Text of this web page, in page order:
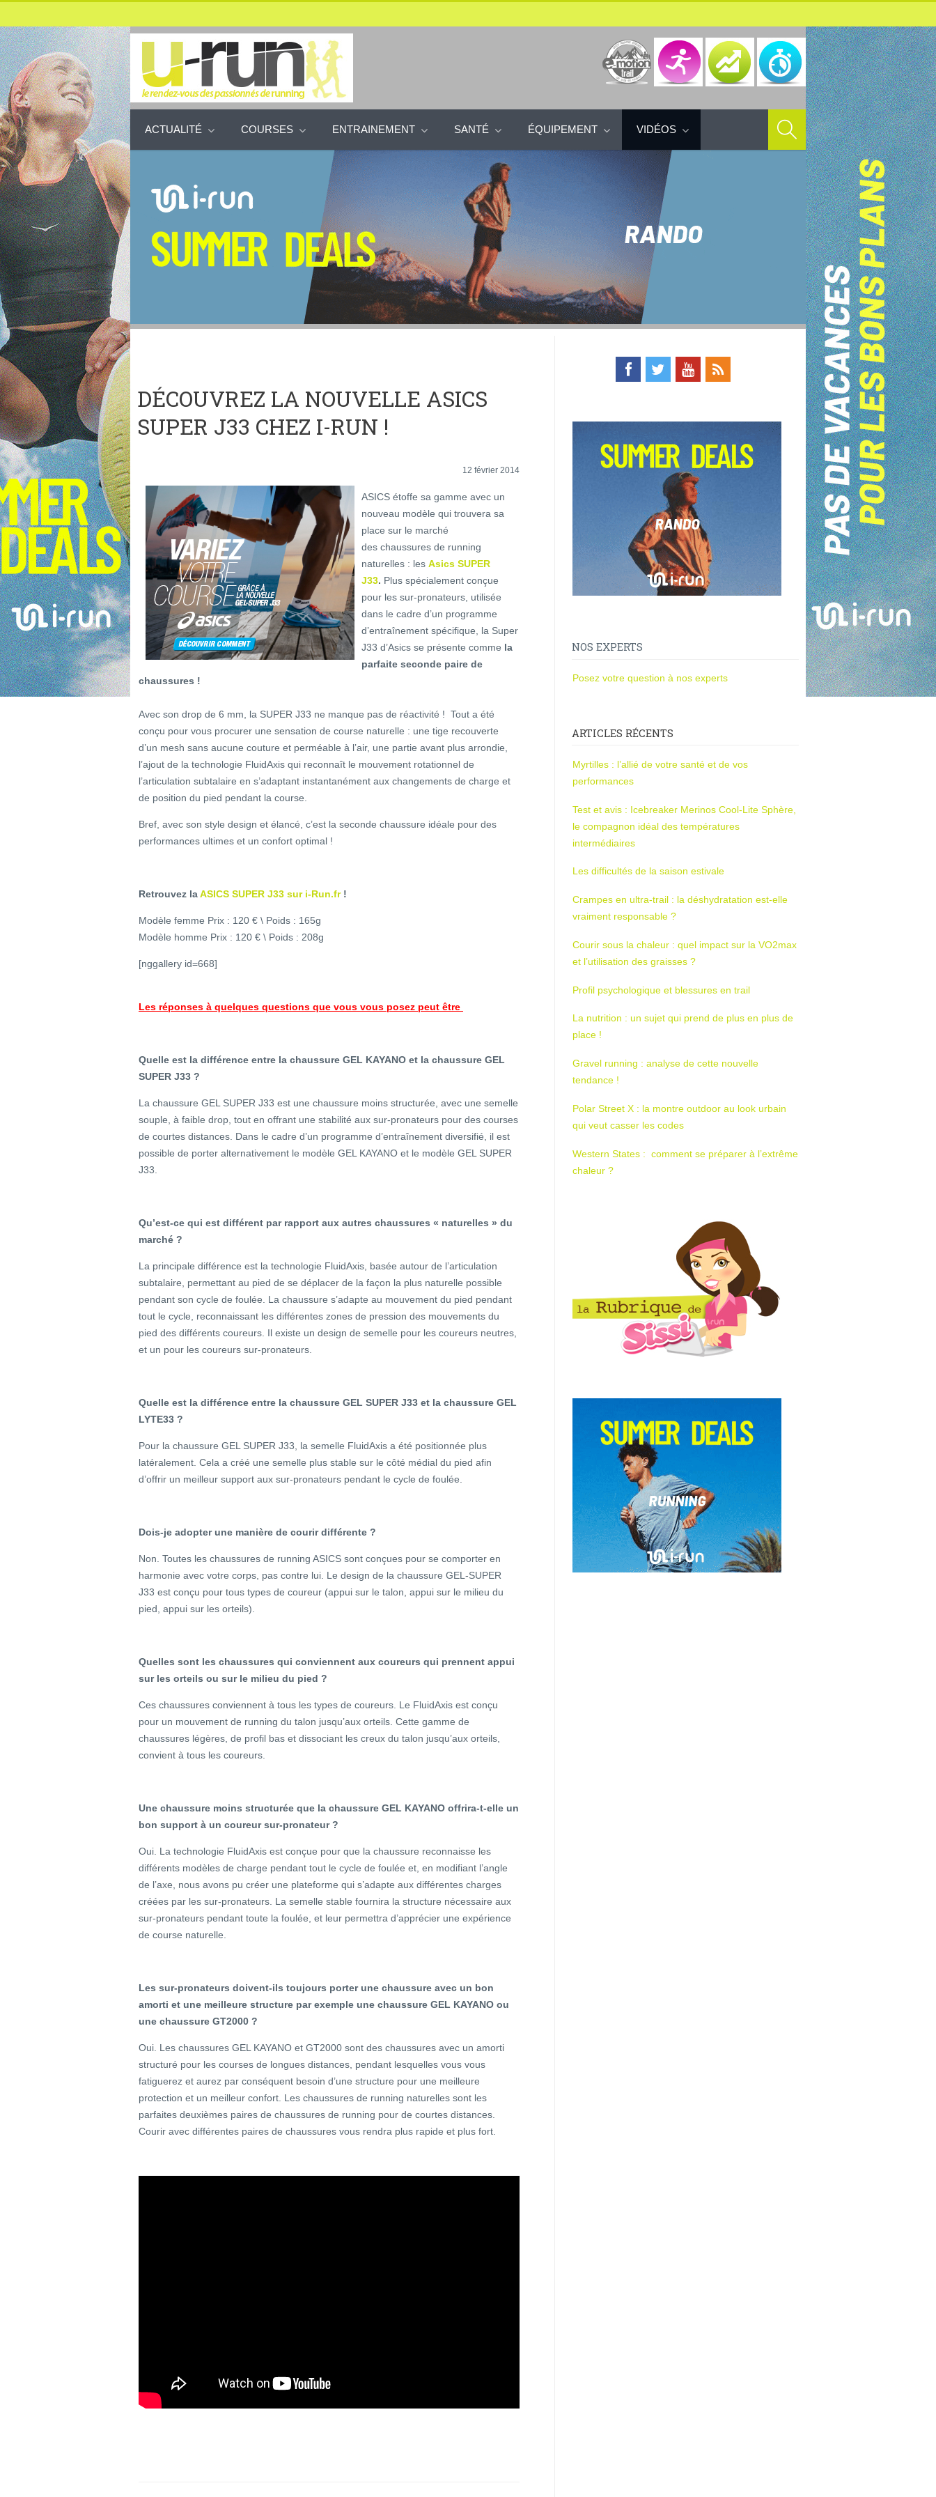
ACTUALITÉ COURSES ENTRAINEMENT SANTÉ ÉQUIPEMENT VIDÉOS
DÉCOUVREZ LA NOUVELLE ASICS
SUPER J33 CHEZ I-RUN !
12 février 2014
ASICS étoffe sa gamme avec un
nouveau modèle qui trouvera sa
place sur le marché
des chaussures de running
naturelles : les Asics SUPER
J33. Plus spécialement conçue
pour les sur-pronateurs, utilisée
dans le cadre d’un programme
d’entraînement spécifique, la Super
J33 d’Asics se présente comme la
parfaite seconde paire de
chaussures !
Avec son drop de 6 mm, la SUPER J33 ne manque pas de réactivité ! Tout a été
conçu pour vous procurer une sensation de course naturelle : une tige recouverte
d’un mesh sans aucune couture et perméable à l’air, une partie avant plus arrondie,
l’ajout de la technologie FluidAxis qui reconnaît le mouvement rotationnel de
l’articulation subtalaire en s’adaptant instantanément aux changements de charge et
de position du pied pendant la course.
Bref, avec son style design et élancé, c’est la seconde chaussure idéale pour des
performances ultimes et un confort optimal !
Retrouvez laASICS SUPER J33 sur i-Run.fr!
Modèle femme Prix : 120 € \ Poids : 165g
Modèle homme Prix : 120 € \ Poids : 208g
[nggallery id=668]
Les réponses à quelques questions que vous vous posez peut être
Quelle est la différence entre la chaussure GEL KAYANO et la chaussure GEL
SUPER J33 ?
La chaussure GEL SUPER J33 est une chaussure moins structurée, avec une semelle
souple, à faible drop, tout en offrant une stabilité aux sur-pronateurs pour des courses
de courtes distances. Dans le cadre d’un programme d’entraînement diversifié, il est
possible de porter alternativement le modèle GEL KAYANO et le modèle GEL SUPER
J33.
Qu’est-ce qui est différent par rapport aux autres chaussures « naturelles » du
marché ?
La principale différence est la technologie FluidAxis, basée autour de l’articulation
subtalaire, permettant au pied de se déplacer de la façon la plus naturelle possible
pendant son cycle de foulée. La chaussure s’adapte au mouvement du pied pendant
tout le cycle, reconnaissant les différentes zones de pression des mouvements du
pied des différents coureurs. Il existe un design de semelle pour les coureurs neutres,
et un pour les coureurs sur-pronateurs.
Quelle est la différence entre la chaussure GEL SUPER J33 et la chaussure GEL
LYTE33 ?
Pour la chaussure GEL SUPER J33, la semelle FluidAxis a été positionnée plus
latéralement. Cela a créé une semelle plus stable sur le côté médial du pied afin
d’offrir un meilleur support aux sur-pronateurs pendant le cycle de foulée.
Dois-je adopter une manière de courir différente ?
Non. Toutes les chaussures de running ASICS sont conçues pour se comporter en
harmonie avec votre corps, pas contre lui. Le design de la chaussure GEL-SUPER
J33 est conçu pour tous types de coureur (appui sur le talon, appui sur le milieu du
pied, appui sur les orteils).
Quelles sont les chaussures qui conviennent aux coureurs qui prennent appui
sur les orteils ou sur le milieu du pied ?
Ces chaussures conviennent à tous les types de coureurs. Le FluidAxis est conçu
pour un mouvement de running du talon jusqu’aux orteils. Cette gamme de
chaussures légères, de profil bas et dissociant les creux du talon jusqu’aux orteils,
convient à tous les coureurs.
Une chaussure moins structurée que la chaussure GEL KAYANO offrira-t-elle un
bon support à un coureur sur-pronateur ?
Oui. La technologie FluidAxis est conçue pour que la chaussure reconnaisse les
différents modèles de charge pendant tout le cycle de foulée et, en modifiant l’angle
de l’axe, nous avons pu créer une plateforme qui s’adapte aux différentes charges
créées par les sur-pronateurs. La semelle stable fournira la structure nécessaire aux
sur-pronateurs pendant toute la foulée, et leur permettra d’apprécier une expérience
de course naturelle.
Les sur-pronateurs doivent-ils toujours porter une chaussure avec un bon
amorti et une meilleure structure par exemple une chaussure GEL KAYANO ou
une chaussure GT2000 ?
Oui. Les chaussures GEL KAYANO et GT2000 sont des chaussures avec un amorti
structuré pour les courses de longues distances, pendant lesquelles vous vous
fatiguerez et aurez par conséquent besoin d’une structure pour une meilleure
protection et un meilleur confort. Les chaussures de running naturelles sont les
parfaites deuxièmes paires de chaussures de running pour de courtes distances.
Courir avec différentes paires de chaussures vous rendra plus rapide et plus fort.
NOS EXPERTS
Posez votre question à nos experts
ARTICLES RÉCENTS
Myrtilles : l’allié de votre santé et de vos
performances
Test et avis : Icebreaker Merinos Cool-Lite Sphère,
le compagnon idéal des températures
intermédiaires
Les difficultés de la saison estivale
Crampes en ultra-trail : la déshydratation est-elle
vraiment responsable ?
Courir sous la chaleur : quel impact sur la VO2max
et l’utilisation des graisses ?
Profil psychologique et blessures en trail
La nutrition : un sujet qui prend de plus en plus de
place !
Gravel running : analyse de cette nouvelle
tendance !
Polar Street X : la montre outdoor au look urbain
qui veut casser les codes
Western States : comment se préparer à l’extrême
chaleur ?